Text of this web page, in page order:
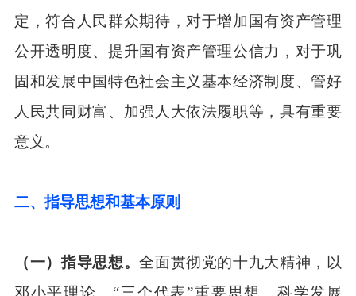
定，符合人民群众期待，对于增加国有资产管理
公开透明度、提升国有资产管理公信力，对于巩
固和发展中国特色社会主义基本经济制度、管好
人民共同财富、加强人大依法履职等，具有重要
意义。
二、指导思想和基本原则
（一）指导思想。全面贯彻党的十九大精神，以
邓小平理论、“三个代表”重要思想、科学发展